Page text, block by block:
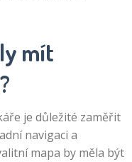
mít
je důležité zaměřit
navigaci a
mapa by měla být